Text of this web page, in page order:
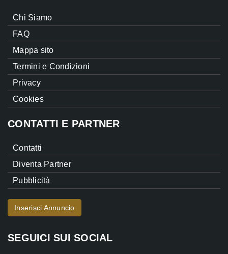
Chi Siamo
FAQ
Mappa sito
Termini e Condizioni
Privacy
Cookies
CONTATTI E PARTNER
Contatti
Diventa Partner
Pubblicità
Inserisci Annuncio
SEGUICI SUI SOCIAL